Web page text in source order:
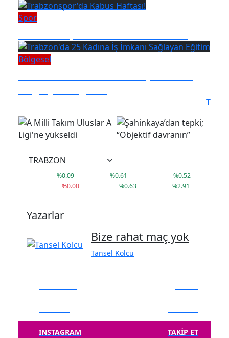
Spor
Bölgesel
T
%0.09 %0.61 %0.52
%0.00 %0.63 %2.91
Yazarlar
Bize rahat maç yok
Tansel Kolcu
INSTAGRAM TAKIP ET